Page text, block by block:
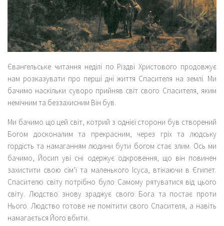
Євангельське читання неділі по Різдві Христового продовжує
нам розказувати про перші дні життя Спасителя на землі. Ми
бачимо наскільки суворо прийняв світ свого Спасителя, яким
немічним та беззахисним Він був.
Ми бачимо що цей світ, котрий з однієї сторони був створений
Богом досконалим та прекрасним, через гріх та людську
гордість та намаганням людини бути богом стає злим. Ось ми
бачимо, Йосип уві сні одержує одкровення, що він повинен
захистити свою сім’ї та маленького Ісуса, втікаючи в Єгипет.
Спасителю світу потрібно було Самому рятуватися від цього
світу. Людство знову зраджує свого Бога та постає проти
Нього. Людство готове не помітити свого Спасителя, а навіть
намагається Його вбити.